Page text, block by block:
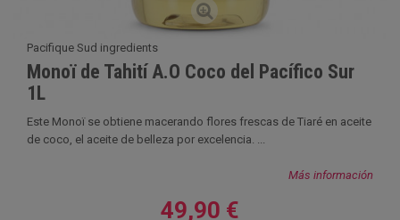
Pacifique Sud ingredients
Monoï de Tahití A.O Coco del Pacífico Sur
1L
Este Monoï se obtiene macerando flores frescas de Tiaré en aceite
de coco, el aceite de belleza por excelencia. ...
Más información
49,90 €